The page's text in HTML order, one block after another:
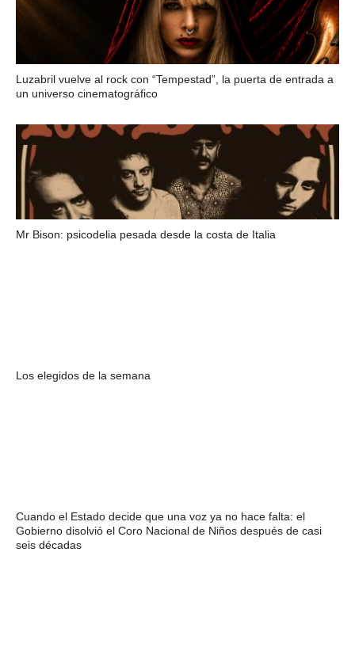
Luzabril vuelve al rock con “Tempestad”, la puerta de entrada a
un universo cinematográfico
Mr Bison: psicodelia pesada desde la costa de Italia
Los elegidos de la semana
Cuando el Estado decide que una voz ya no hace falta: el
Gobierno disolvió el Coro Nacional de Niños después de casi
seis décadas